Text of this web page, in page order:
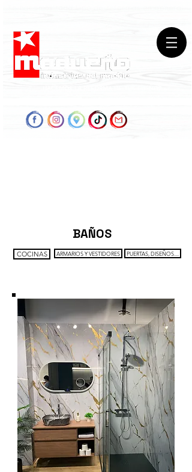
BAÑOS
COCINAS ARMARIOS Y VESTIDORES PUERTAS, DISEÑOS....